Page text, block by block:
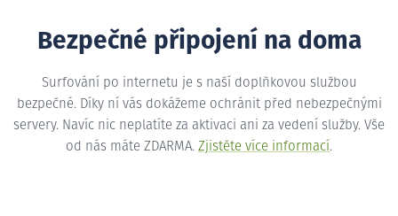
Bezpečné připojení na doma
Surfování po internetu je s naší doplňkovou službou
bezpečné. Díky ní vás dokážeme ochránit před nebezpečnými
servery. Navíc nic neplatíte za aktivaci ani za vedení služby. Vše
od nás máte ZDARMA. Zjistěte více informací.